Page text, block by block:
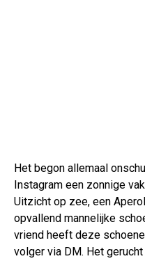
Het begon allemaal
Instagram een zonnige
Uitzicht op zee, een
opvallend mannelijke
vriend heeft deze
volger via DM. Het